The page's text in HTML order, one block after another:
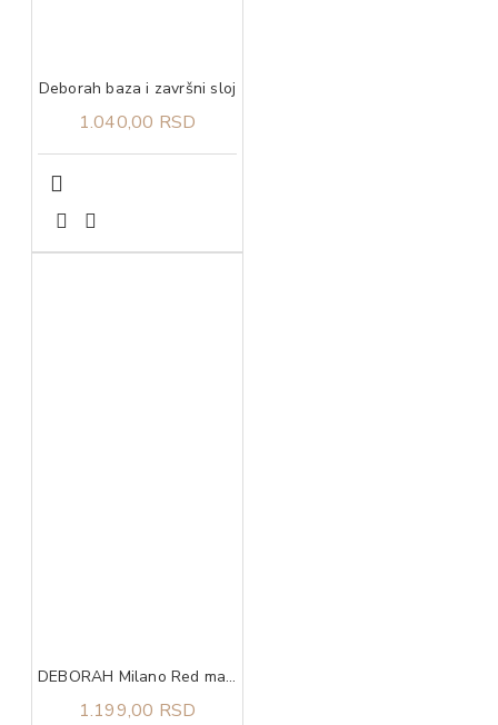
Deborah baza i završni sloj
1.040,00 RSD
DEBORAH Milano Red mat ruž 02
1.199,00 RSD